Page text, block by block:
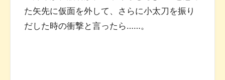
た矢先に仮面を外して、さらに小太刀を振り
だした時の衝撃と言ったら……。